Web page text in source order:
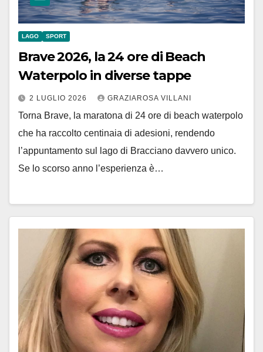
LAGO SPORT
Brave 2026, la 24 ore di Beach
Waterpolo in diverse tappe
2 LUGLIO 2026 GRAZIAROSA VILLANI
Torna Brave, la maratona di 24 ore di beach waterpolo
che ha raccolto centinaia di adesioni, rendendo
l’appuntamento sul lago di Bracciano davvero unico.
Se lo scorso anno l’esperienza è…